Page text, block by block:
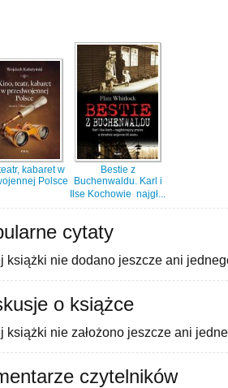
kabaret w
Polsce
Bestie z
Buchenwaldu. Karl i
Ilse Kochowie  najgł...
cytaty
książki nie dodano jeszcze ani
o książce
książki nie założono jeszcze ani
czytelników